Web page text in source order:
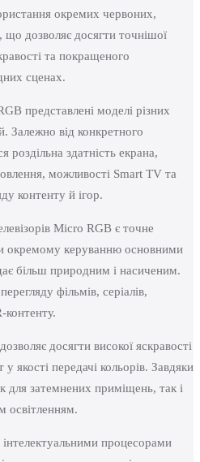
окремих червоних,
що дозволяє досягти точнішої
та покращеного
сценах.
представлені моделі різних
Залежно від конкретного
роздільна здатність екрана,
можливості Smart TV та
контенту й ігор.
Micro RGB є точне
окремому керуванню основними
більш природним і насиченим.
фільмів, серіалів,
контенту.
досягти високої яскравості
якості передачі кольорів. Завдяки
для затемнених приміщень, так і
освітленням.
процесорами